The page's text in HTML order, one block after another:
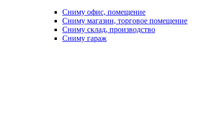
Сниму офис, помещение
Сниму магазин, торговое помещение
Сниму склад, производство
Сниму гараж